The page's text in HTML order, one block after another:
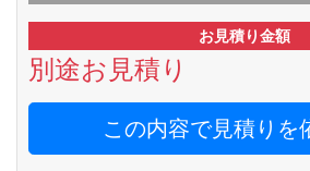
お見積り金額
別途お見積り
この内容で見積りを